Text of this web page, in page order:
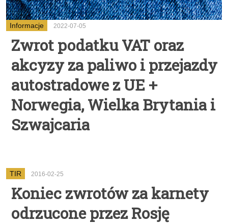
Informacje 2022-07-05
Zwrot podatku VAT oraz
akcyzy za paliwo i przejazdy
autostradowe z UE +
Norwegia, Wielka Brytania i
Szwajcaria
TIR 2016-02-25
Koniec zwrotów za karnety
odrzucone przez Rosję